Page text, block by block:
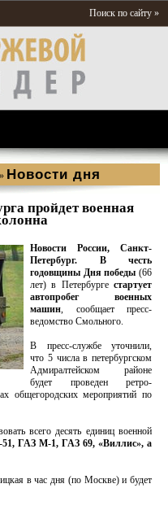
Поиск по сайту »
» Новости дня
пройдет военная
Новости России, Санкт-
Петербург.
В честь
годовщины Дня победы (66
лет) в Петербурге стартует
автопробег военных
машин, сообщает пресс-
ведомство Смольного.
В пресс-службе уточнили,
что 5 числа в петербургском
Адмиралтейском районе
будет проведен ретро-
общегородских мероприятий по
всего десять единиц военной
ГАЗ М-1, ГАЗ 69, «Виллис», а
в час дня (по Москве) и будет